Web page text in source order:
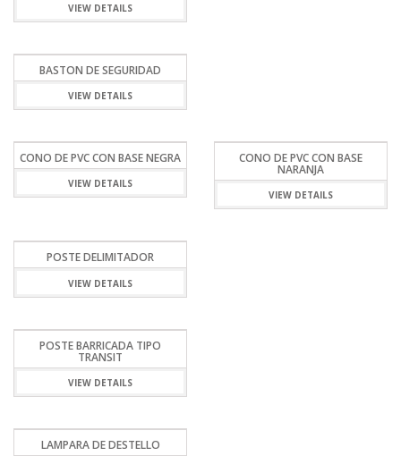
VIEW DETAILS
BASTON DE SEGURIDAD
VIEW DETAILS
CONO DE PVC CON BASE NEGRA
VIEW DETAILS
CONO DE PVC CON BASE
NARANJA
VIEW DETAILS
POSTE DELIMITADOR
VIEW DETAILS
POSTE BARRICADA TIPO
TRANSIT
VIEW DETAILS
LAMPARA DE DESTELLO